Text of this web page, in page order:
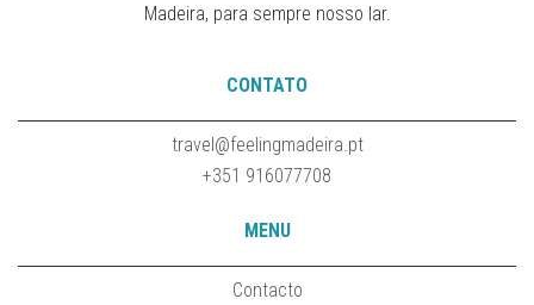
Madeira, para sempre nosso lar.
CONTATO
travel@feelingmadeira.pt
+351 916077708
MENU
Contacto